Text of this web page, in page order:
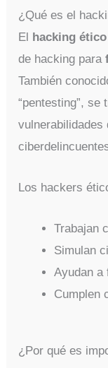
¿Qué es el
El hacking ético
de hacking para
También
“pentesting”,
vulnerabilidades
Los hackers
Trabajan
Simulan
Ayudan a
Cumplen
¿Por qué es